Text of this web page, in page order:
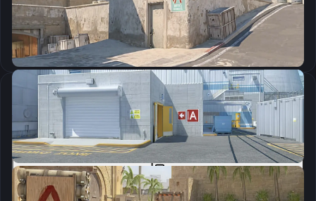
Скопировать
Параметры запуска
-novid -nojoy -freq 240 -tickrate 128
Скопировать